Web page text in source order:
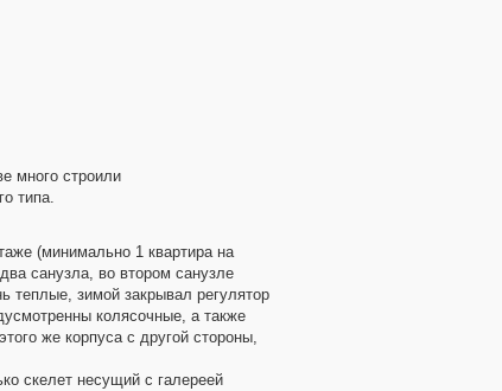
много строили
типа.
(минимально 1 квартира на
санузла, во втором санузле
теплые, зимой закрывал регулятор
колясочные, а также
же корпуса с другой стороны,
скелет несущий с галереей